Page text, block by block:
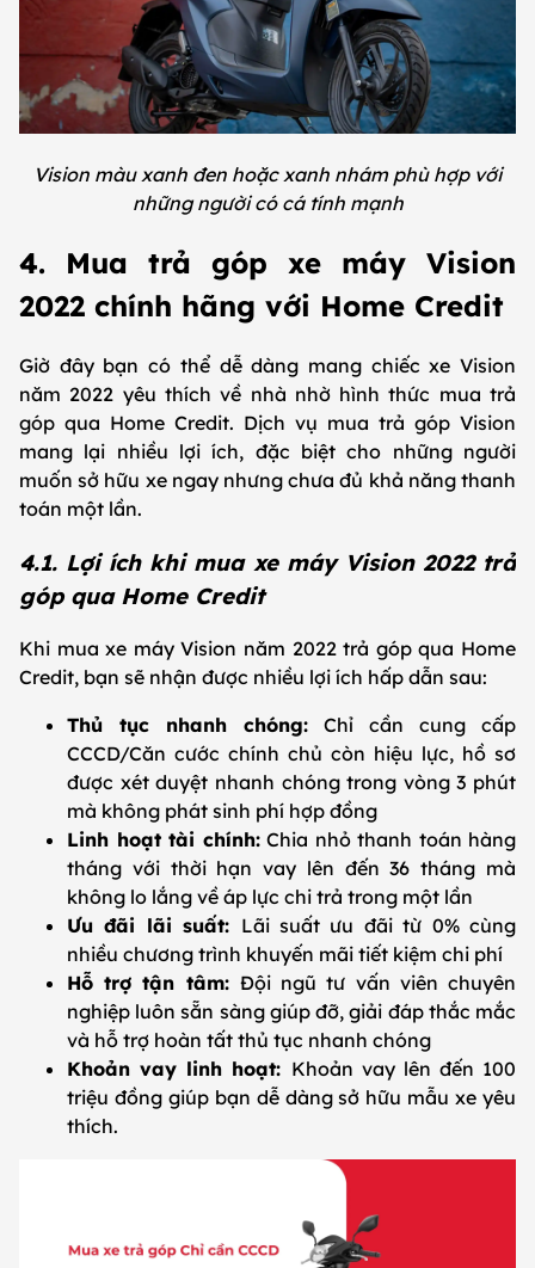
Vision màu xanh đen hoặc xanh nhám phù hợp với
những người có cá tính mạnh
4. Mua trả góp xe máy Vision
2022 chính hãng với Home Credit
Giờ đây bạn có thể dễ dàng mang chiếc xe Vision
năm 2022 yêu thích về nhà nhờ hình thức mua trả
góp qua Home Credit. Dịch vụ mua trả góp Vision
mang lại nhiều lợi ích, đặc biệt cho những người
muốn sở hữu xe ngay nhưng chưa đủ khả năng thanh
toán một lần.
4.1. Lợi ích khi mua xe máy Vision 2022 trả
góp qua Home Credit
Khi mua xe máy Vision năm 2022 trả góp qua Home
Credit, bạn sẽ nhận được nhiều lợi ích hấp dẫn sau:
Thủ tục nhanh chóng:Chỉ cần cung cấp
CCCD/Căn cước chính chủ còn hiệu lực, hồ sơ
được xét duyệt nhanh chóng trong vòng 3 phút
mà không phát sinh phí hợp đồng
Linh hoạt tài chính:Chia nhỏ thanh toán hàng
tháng với thời hạn vay lên đến 36 tháng mà
không lo lắng về áp lực chi trả trong một lần
Ưu đãi lãi suất: Lãi suất ưu đãi từ 0% cùng
nhiều chương trình khuyến mãi tiết kiệm chi phí
Hỗ trợ tận tâm: Đội ngũ tư vấn viên chuyên
nghiệp luôn sẵn sàng giúp đỡ, giải đáp thắc mắc
và hỗ trợ hoàn tất thủ tục nhanh chóng
Khoản vay linh hoạt: Khoản vay lên đến 100
triệu đồng giúp bạn dễ dàng sở hữu mẫu xe yêu
thích.